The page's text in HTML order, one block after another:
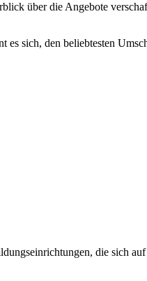
über die Angebote
sich, den beliebtesten
die sich